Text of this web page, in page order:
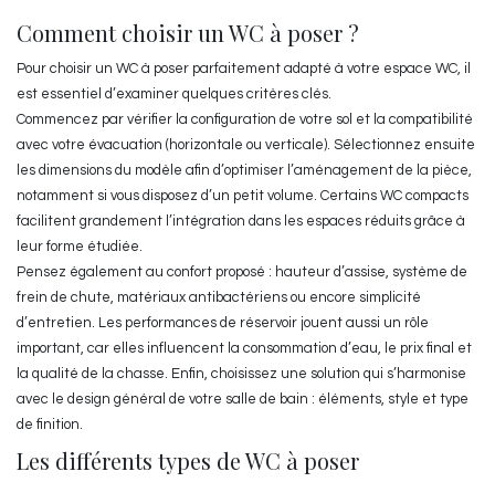
Comment choisir un WC à poser ?
Pour choisir un WC à poser parfaitement adapté à votre espace WC, il
est essentiel d’examiner quelques critères clés.
Commencez par vérifier la configuration de votre sol et la compatibilité
avec votre évacuation (horizontale ou verticale). Sélectionnez ensuite
les dimensions du modèle afin d’optimiser l’aménagement de la pièce,
notamment si vous disposez d’un petit volume. Certains WC compacts
facilitent grandement l’intégration dans les espaces réduits grâce à
leur forme étudiée.
Pensez également au confort proposé : hauteur d’assise, système de
frein de chute, matériaux antibactériens ou encore simplicité
d’entretien. Les performances de réservoir jouent aussi un rôle
important, car elles influencent la consommation d’eau, le prix final et
la qualité de la chasse. Enfin, choisissez une solution qui s’harmonise
avec le design général de votre salle de bain : éléments, style et type
de finition.
Les différents types de WC à poser